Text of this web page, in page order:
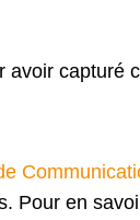
avoir capturé
Pour en